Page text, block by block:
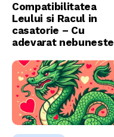
Compatibilitatea
Leului si Racul in
casatorie – Cu
adevarat nebuneste